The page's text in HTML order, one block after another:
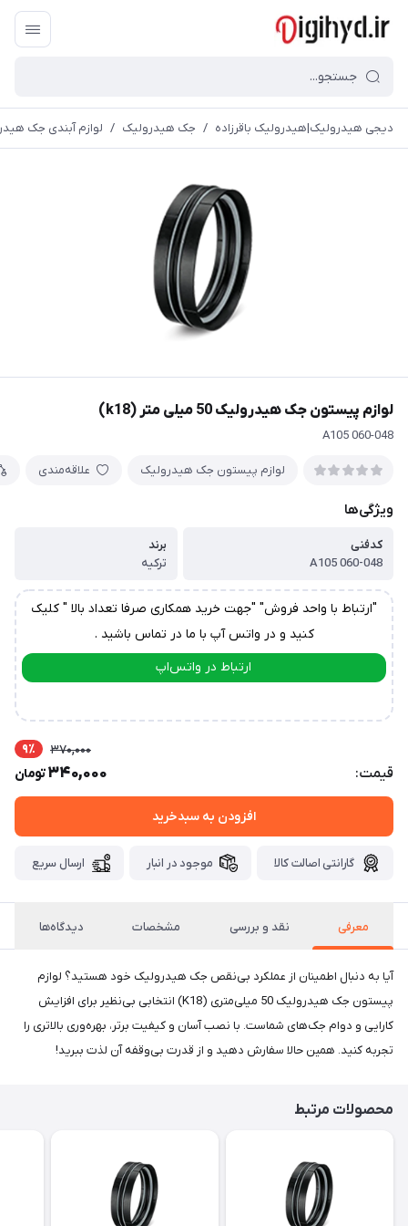
دیجی هیدرولیک|هیدرولیک باقرزاده / جک هیدرولیک / لوازم آبندی جک
لوازم پیستون جک هیدرولیک 50 میلی متر (k18)
A105 060-048
لوازم پیستون جک هیدرولیک علاقه‌مندی
ویژگی‌ها
کدفنی
A105 060-048
برند
ترکیه
"ارتباط با واحد فروش" "جهت خرید همکاری صرفا تعداد بالا " کلیک
کنید و در واتس آپ با ما در تماس باشید .
ارتباط در واتس‌اپ
قیمت:
370,000 9٪
340,000تومان
افزودن به سبدخرید
گارانتی اصالت کالا موجود در انبار ارسال سریع
معرفی نقد و بررسی مشخصات دیدگاه‌ها
آیا به دنبال اطمینان از عملکرد بی‌نقص جک هیدرولیک خود هستید؟ لوازم
پیستون جک هیدرولیک 50 میلی‌متری (K18) انتخابی بی‌نظیر برای افزایش
کارایی و دوام جک‌های شماست. با نصب آسان و کیفیت برتر، بهره‌وری بالاتری را
تجربه کنید. همین حالا سفارش دهید و از قدرت بی‌وقفه آن لذت ببرید!
محصولات مرتبط